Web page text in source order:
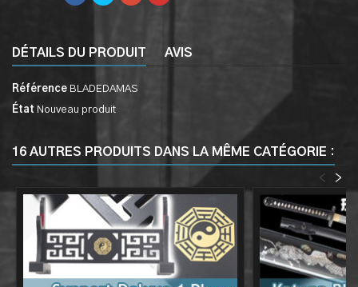
DÉTAILS DU PRODUIT AVIS
Référence BLADEDAMAS
État Nouveau produit
16 AUTRES PRODUITS DANS LA MÊME CATÉGORIE :
>
<